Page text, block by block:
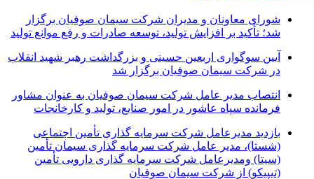
شورای معاونان و مدیران شرکت سیمان صوفیان برگزار
شد؛ تأکید بر افزایش تولید، توسعه صادرات و رفع موانع تولید
آیین سوگواری اربعین حسینی و بزرگداشت رهبر شهید انقلاب
در شرکت سیمان صوفیان برگزار شد
انتصاب مدیر عامل شرکت سیمان صوفیان به عنوان مشاور
فرمانده سپاه عاشور در امور صنایع، تولید و کارخانجات
بازدید مدیرعامل شرکت سرمایه گذاری تأمین اجتماعی
(شستا)، مدیر عامل شرکت سرمایه گذاری سیمان تأمین
(سیتا) ومدیرعامل شرکت سرمایه گذاری دارویی تأمین
(تیپیکو) از شرکت سیمان صوفیان